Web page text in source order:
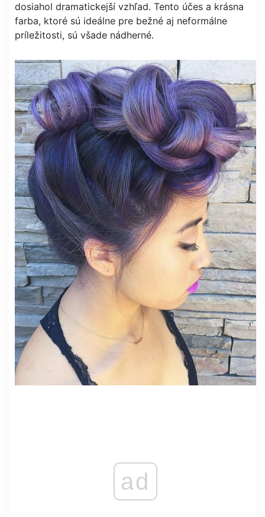
dosiahol dramatickejší vzhľad. Tento účes a krásna
farba, ktoré sú ideálne pre bežné aj neformálne
príležitosti, sú všade nádherné.
ad